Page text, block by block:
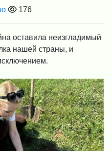
176
оставила неизгладимый
нашей страны, и